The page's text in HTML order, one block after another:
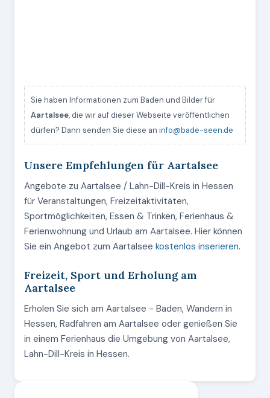
Sie haben Informationen zum Baden und Bilder für
Aartalsee, die wir auf dieser Webseite veröffentlichen
dürfen? Dann senden Sie diese an info@bade-seen.de
Unsere Empfehlungen für Aartalsee
Angebote zu Aartalsee / Lahn-Dill-Kreis in Hessen
für Veranstaltungen, Freizeitaktivitäten,
Sportmöglichkeiten, Essen & Trinken, Ferienhaus &
Ferienwohnung und Urlaub am Aartalsee. Hier können
Sie ein Angebot zum Aartalsee kostenlos inserieren.
Freizeit, Sport und Erholung am
Aartalsee
Erholen Sie sich am Aartalsee - Baden, Wandern in
Hessen, Radfahren am Aartalsee oder genießen Sie
in einem Ferienhaus die Umgebung von Aartalsee,
Lahn-Dill-Kreis in Hessen.